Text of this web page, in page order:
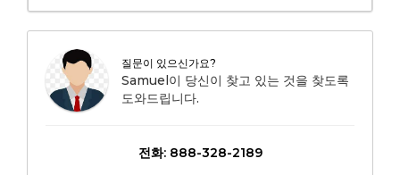
질문이 있으신가요?
Samuel이 당신이 찾고 있는 것을 찾도록
도와드립니다.
전화: 888-328-2189